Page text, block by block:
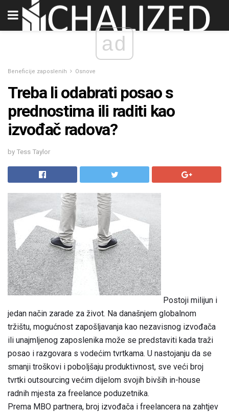
ad
Beneficije zaposlenih Osnove
Treba li odabrati posao s
prednostima ili raditi kao
izvođač radova?
by Tess Taylor
Postoji milijun i
jedan način zarade za život. Na današnjem globalnom
tržištu, mogućnost zapošljavanja kao nezavisnog izvođača
ili unajmljenog zaposlenika može se predstaviti kada traži
posao i razgovara s vodećim tvrtkama. U nastojanju da se
smanji troškovi i poboljšaju produktivnost, sve veći broj
tvrtki outsourcing većim dijelom svojih bivših in-house
radnih mjesta za freelance poduzetnika.
Prema MBO partnera, broj izvođača i freelancera na zahtjev